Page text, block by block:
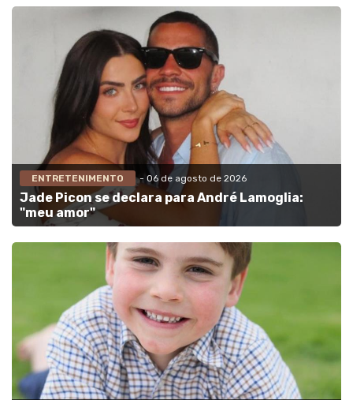
ENTRETENIMENTO - 06 de agosto de 2026
Jade Picon se declara para André Lamoglia:
"meu amor"